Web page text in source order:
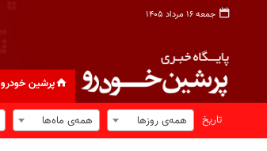
جمعه ۱۶ مرداد ۱۴۰۵
پرشین خودرو
تاریخ همه‌ی روزها همه‌ی ماه‌ها